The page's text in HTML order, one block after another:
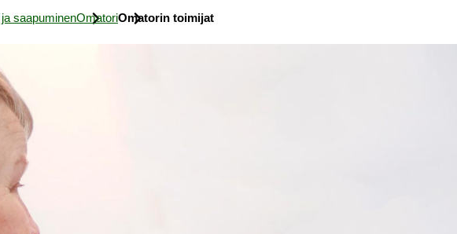
saa­pu­mi­nenOma­to­riOma­to­rin toi­mi­jat